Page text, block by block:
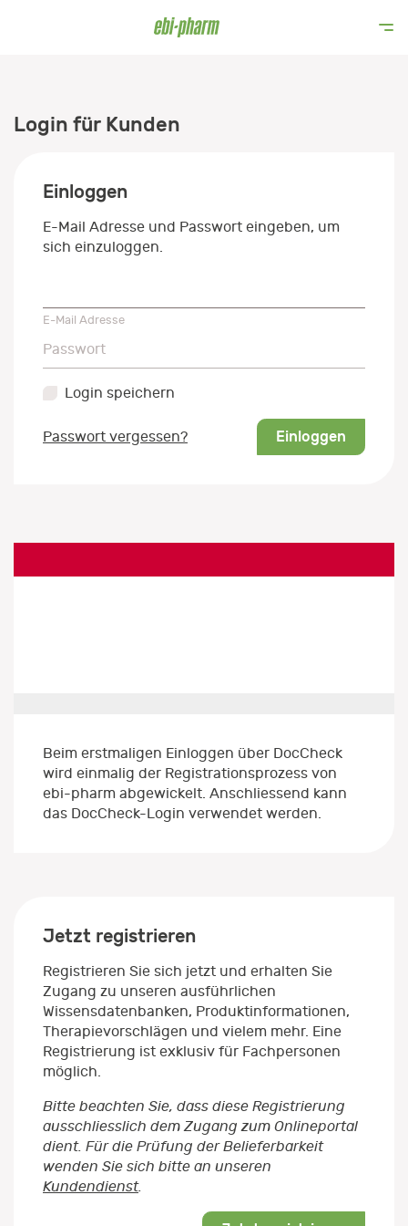
Login für Kunden
Einloggen
E-Mail Adresse und Passwort eingeben, um
sich einzuloggen.
E-Mail Adresse
Passwort
Passwort
Login speichern
Passwort vergessen? Einloggen
Beim erstmaligen Einloggen über DocCheck
wird einmalig der Registrationsprozess von
ebi-pharm abgewickelt. Anschliessend kann
das DocCheck-Login verwendet werden.
Jetzt registrieren
Registrieren Sie sich jetzt und erhalten Sie
Zugang zu unseren ausführlichen
Wissensdatenbanken, Produktinformationen,
Therapievorschlägen und vielem mehr. Eine
Registrierung ist exklusiv für Fachpersonen
möglich.
Bitte beachten Sie, dass diese Registrierung
ausschliesslich dem Zugang zum Onlineportal
dient. Für die Prüfung der Belieferbarkeit
wenden Sie sich bitte an unseren
Kundendienst.